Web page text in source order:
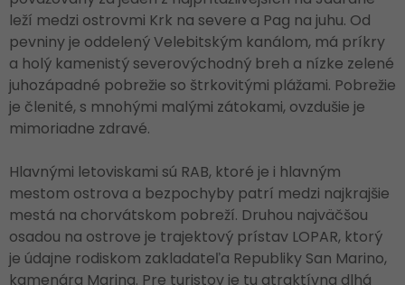
leží medzi ostrovmi Krk na severe a Pag na juhu. Od
pevniny je oddelený Velebitským kanálom, má príkry
a holý kamenistý severovýchodný breh a nízke zelené
juhozápadné pobrežie so štrkovitými plážami. Pobrežie
je členité, s mnohými malými zátokami, ovzdušie je
mimoriadne zdravé.
Hlavnými letoviskami sú RAB, ktoré je i hlavným
mestom ostrova a bezpochyby patrí medzi najkrajšie
mestá na chorvátskom pobreží. Druhou najväčšou
osadou na ostrove je trajektový prístav LOPAR, ktorý
je údajne rodiskom zakladateľa Republiky San Marino,
kamenára Marina. Pre turistov je tu atraktívna dlhá